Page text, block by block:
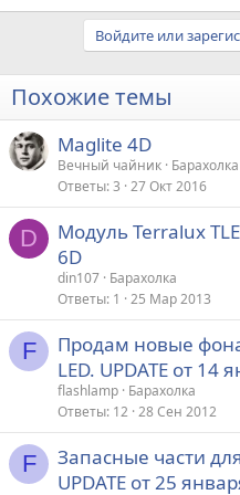
Войдите или
Похожие темы
Maglite 4D
Вечный чайник Барахолка
Ответы 3 27 Окт 2016
D
Модуль Terralux
6D
din107 Барахолка
Ответы 1 25 Мар 2013
F
Продам новые
LED. UPDATE от 14
flashlamp Барахолка
Ответы 12 28 Сен 2012
F
Запасные части
UPDATE от 25